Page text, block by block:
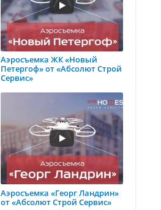
Аэросъемка ЖК «Новый
Петергоф» от «Абсолют Строй
Сервис»
Аэросъемка «Георг Ландрин»
от «Абсолют Строй Сервис»